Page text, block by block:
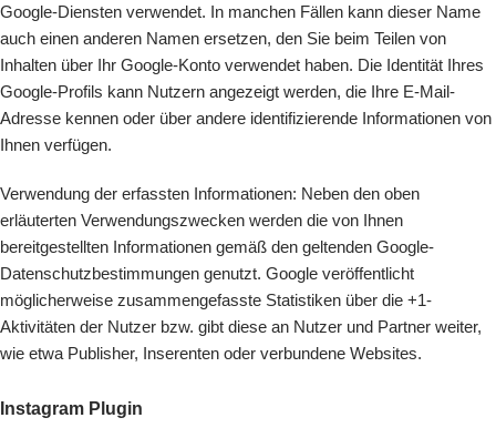
Google-Diensten verwendet. In manchen Fällen kann dieser Name
auch einen anderen Namen ersetzen, den Sie beim Teilen von
Inhalten über Ihr Google-Konto verwendet haben. Die Identität Ihres
Google-Profils kann Nutzern angezeigt werden, die Ihre E-Mail-
Adresse kennen oder über andere identifizierende Informationen von
Ihnen verfügen.
Verwendung der erfassten Informationen: Neben den oben
erläuterten Verwendungszwecken werden die von Ihnen
bereitgestellten Informationen gemäß den geltenden Google-
Datenschutzbestimmungen genutzt. Google veröffentlicht
möglicherweise zusammengefasste Statistiken über die +1-
Aktivitäten der Nutzer bzw. gibt diese an Nutzer und Partner weiter,
wie etwa Publisher, Inserenten oder verbundene Websites.
Instagram Plugin